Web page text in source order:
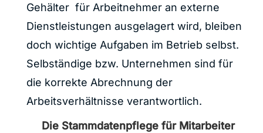
Gehälter für Arbeitnehmer an externe
Dienstleistungen ausgelagert wird, bleiben
doch wichtige Aufgaben im Betrieb selbst.
Selbständige bzw. Unternehmen sind für
die korrekte Abrechnung der
Arbeitsverhältnisse verantwortlich.
Die Stammdatenpflege für Mitarbeiter